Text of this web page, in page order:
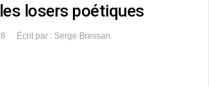
losers poétiques
Écrit par : Serge Bressan